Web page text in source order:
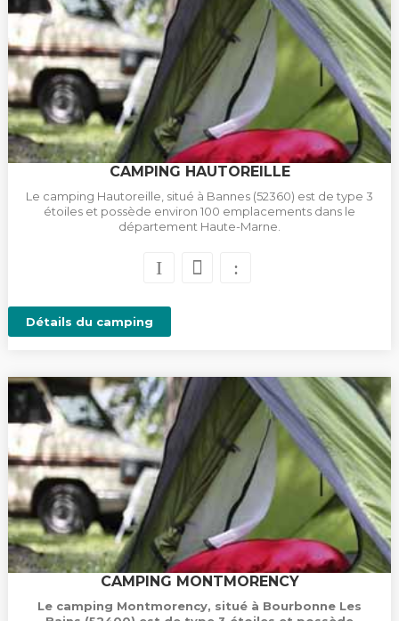
CAMPING HAUTOREILLE
Le camping Hautoreille, situé à Bannes (52360) est de type 3
étoiles et possède environ 100 emplacements dans le
département Haute-Marne.
Détails du camping
CAMPING MONTMORENCY
Le camping Montmorency, situé à Bourbonne Les